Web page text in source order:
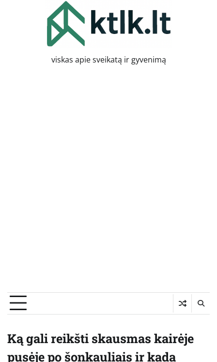
viskas apie sveikatą ir gyvenimą
Ką gali reikšti skausmas kairėje
pusėje po šonkauliais ir kada